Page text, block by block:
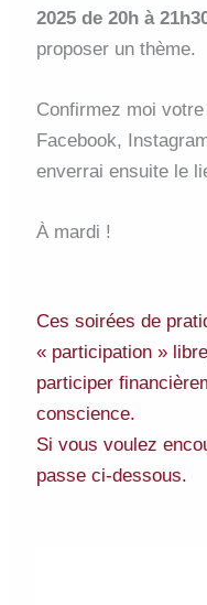
2025 de 20h à
proposer un thème.
Confirmez moi
Facebook,
enverrai ensuite le
À mardi !
Ces soirées de
« participation »
participer
conscience.
Si vous voulez
passe ci-dessous.